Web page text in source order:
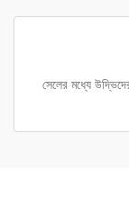
সেলের মধ্যে